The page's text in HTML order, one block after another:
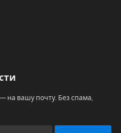
на вашу почту. Без спама,